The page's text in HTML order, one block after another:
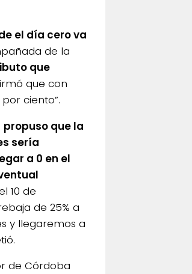
el día cero va
de la
que
que con
ciento”.
propuso que la
sería
a 0 en el
10 de
de 25% a
y llegaremos a
de Córdoba